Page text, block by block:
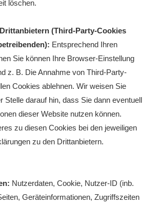
löschen.
(Third-Party-Cookies
Entsprechend Ihren
Sie können Ihre Browser-Einstellung
z. B. Die Annahme von Third-Party-
Cookies ablehnen. Wir weisen Sie
Stelle darauf hin, dass Sie dann eventuell
dieser Website nutzen können.
zu diesen Cookies bei den jeweiligen
zu den Drittanbietern.
Nutzerdaten, Cookie, Nutzer-ID (inb.
Geräteinformationen, Zugriffszeiten